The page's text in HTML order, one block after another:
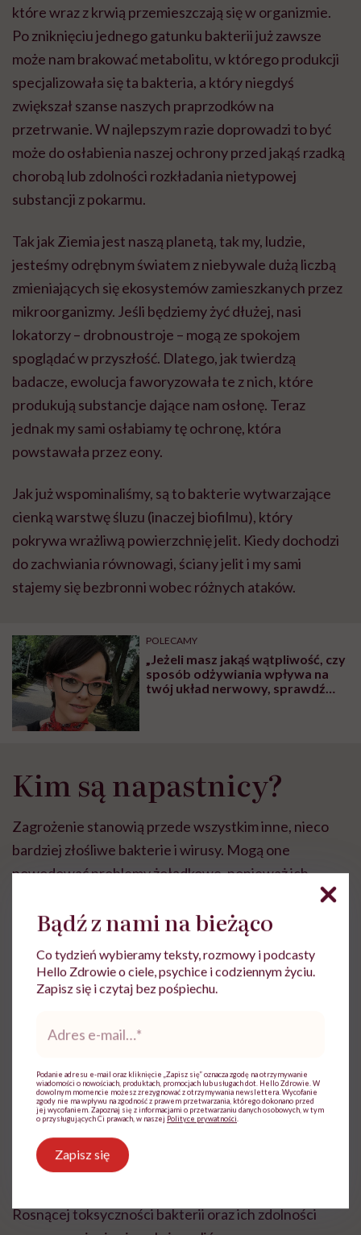
które wraz z krwią przemieszczają się w organizmie.
Po zniknięciu jednego gatunku bakterii już zawsze
może nam brakować metabolitu, w którego produkcji
specjalizowała się ta bakteria, a który niegdyś
zwiększał szanse naszych praprzodków na
przetrwanie. W najlepszym razie doprowadzi to być
może do osłabienia naszej ochrony przed jakąś rzadką
chorobą lub zdolności rozkładania nietypowej
substancji z pokarmu.
Tak jak Ziemia jest naszą planetą, tak my, ludzie,
jesteśmy odrębnym światem z niebywale dużą liczbą
zmieniających się ekosystemów zamieszkanych przez
mikroorganizmy. Jeśli będziemy żyć dłużej, nasi
lokatorzy – drobnoustroje – mogą ze spokojem
spoglądać w przyszłość. Dlatego, jak twierdzą
badacze, ewolucja faworyzowała te z nich, które
produkują substancje dające nam osłonę. Teraz
jednak my sami osłabiamy tę ochronę, która
powstawała przez eony.
Jak już wspominaliśmy, są to bakterie wytwarzające
cienką warstwę śluzu (inaczej biofilmu), który
pokrywa wrażliwą powierzchnię jelit. Kiedy dochodzi
do zachwiania równowagi, ściany jelit i my sami
stajemy się bezbronni wobec różnych ataków.
POLECAMY
„Jeżeli masz jakąś wątpliwość, czy
sposób odżywiania wpływa na
twój układ nerwowy, sprawdź
Kim są napastnicy?
Zagrożenie stanowią przede wszystkim inne, nieco
bardziej złośliwe bakterie i wirusy. Mogą one
powodować problemy żołądkowe, ponieważ ich
ściany komórkowe zawierają toksynę znaną jako LPS
(lipopolisacharyd). Takie atakujące nas bakterie to
m.in. pałeczki salmonelli czy te z rodzaju
Campylobacter oraz EHEC (ang. enterohemorrhagic
Escherichia coli, enterokrwotoczny szczep pałeczki
kłopoty, ale nie jest to do końca prawda. Niektóre
oczywiście występują od dawien dawna, np.
Campylobacter, ale w związku z chowem zwierząt na
dużą skalę dostały szansę, by się rozwinąć, przez co
dużo trudniej je opanować.
Rosnącej toksyczności bakterii oraz ich zdolności
Bądź z nami na bieżąco
Co tydzień wybieramy teksty, rozmowy i podcasty
Hello Zdrowie o ciele, psychice i codziennym życiu.
Zapisz się i czytaj bez pośpiechu.
mail*
Podanie adresu e-mail oraz kliknięcie „Zapisz się” oznacza zgodę na otrzymywanie
wiadomości o nowościach, produktach, promocjach lub usługach dot. Hello Zdrowie. W
dowolnym momencie możesz zrezygnować z otrzymywania newslettera. Wycofanie
zgody nie ma wpływu na zgodność z prawem przetwarzania, którego dokonano przed
jej wycofaniem. Zapoznaj się z informacjami o przetwarzaniu danych osobowych, w tym
o przysługujących Ci prawach, w naszej Polityce prywatności
Zapisz się